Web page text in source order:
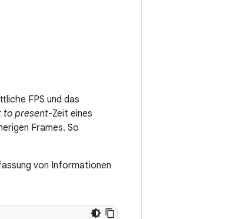
FPS und das
to present-Zeit eines
Frames. So
von Informationen